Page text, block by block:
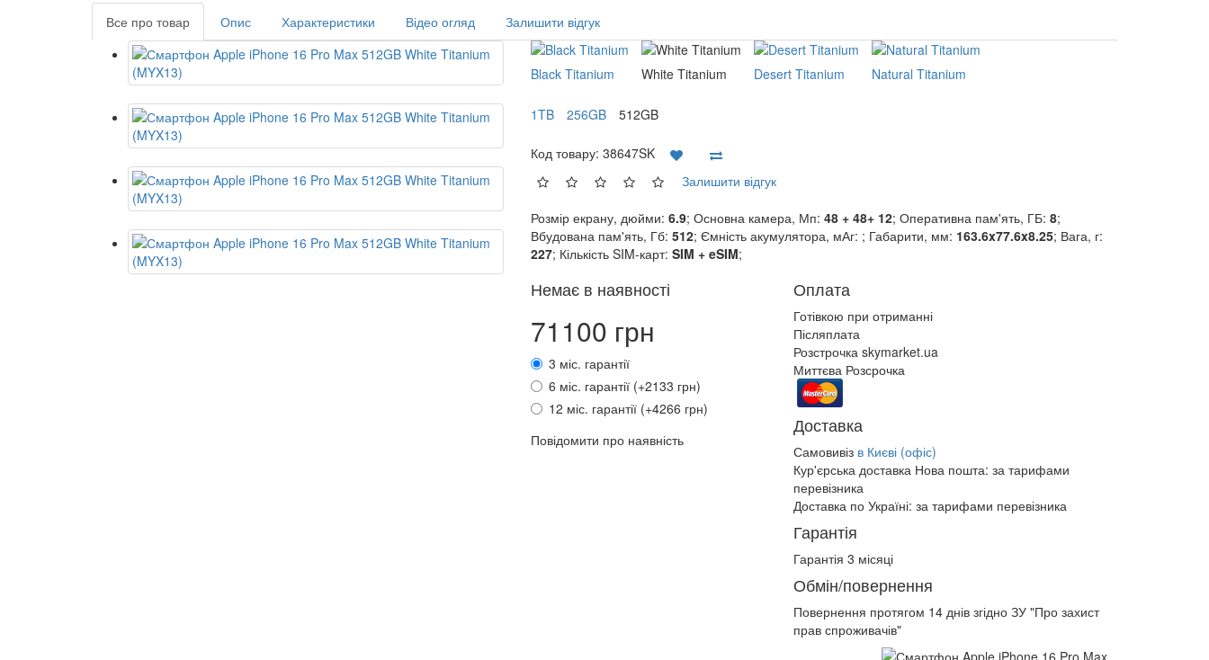
Все про товар Опис Характеристики Відео огляд Залишити відгук
Black Titanium White Titanium Desert Titanium Natural Titanium
1TB 256GB 512GB
Код товару: 38647SK
Залишити відгук
Розмір екрану, дюйми: 6.9; Основна камера, Мп: 48 + 48+ 12; Оперативна пам'ять, ГБ: 8;
Вбудована пам'ять, Гб: 512; Ємність акумулятора, мАг: ; Габарити, мм: 163.6x77.6x8.25; Вага, г:
227; Кількість SIM-карт: SIM + eSIM;
Немає в наявності
71100 грн
3 міс. гарантії
6 міс. гарантії (+2133 грн)
12 міс. гарантії (+4266 грн)
Повідомити про наявність
Оплата
Готівкою при отриманні
Післяплата
Розстрочка skymarket.ua
Миттєва Розсрочка
Доставка
Самовивіз в Києві (офіс)
Кур'єрська доставка Нова пошта: за тарифами
перевізника
Доставка по Україні: за тарифами перевізника
Гарантія
Гарантія 3 місяці
Обмін/повернення
Повернення протягом 14 днів згідно ЗУ "Про захист
прав спроживачів"